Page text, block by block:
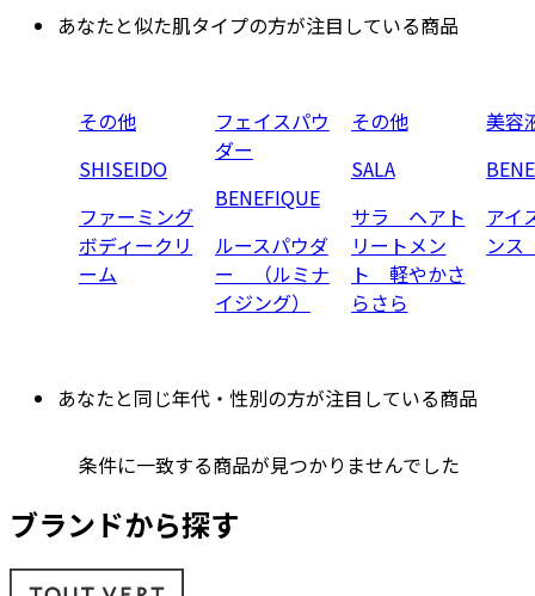
あなたと似た肌タイプの方が注目している商品
その他
SHISEIDO
ファーミング
ボディークリ
ーム
フェイスパウ
ダー
BENEFIQUE
ルースパウダ
ー （ルミナ
イジング）
その他
SALA
サラ ヘアト
リートメン
ト 軽やかさ
らさら
美容
アイ
ン
あなたと同じ年代・性別の方が注目している商品
条件に一致する商品が見つかりませんでした
ブランドから探す